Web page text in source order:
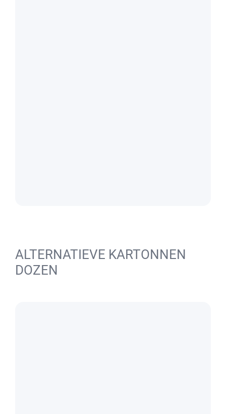
ALTERNATIEVE KARTONNEN
DOZEN